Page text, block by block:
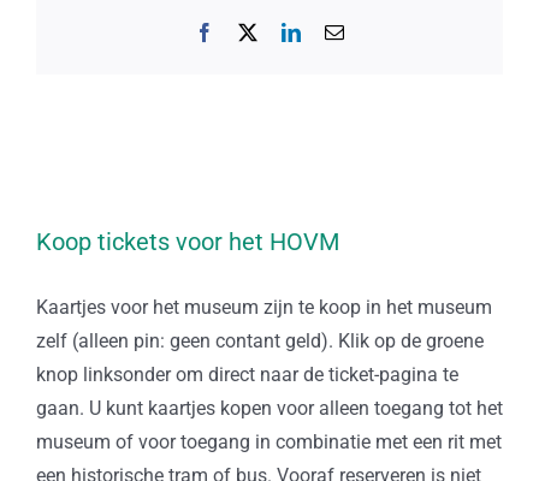
Facebook LinkedIn
E-
Koop tickets voor het HOVM
Kaartjes voor het museum zijn te koop in het museum
zelf (alleen pin: geen contant geld). Klik op de groene
knop linksonder om direct naar de ticket-pagina te
gaan. U kunt kaartjes kopen voor alleen toegang tot het
museum of voor toegang in combinatie met een rit met
een historische tram of bus. Vooraf reserveren is niet